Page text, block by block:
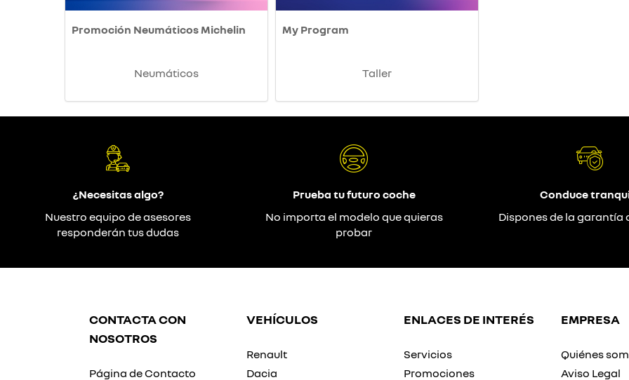
Promoción Neumáticos Michelin
Neumáticos
My Program
Taller
¿Necesitas algo?
Nuestro equipo de asesores
responderán tus dudas
Prueba tu futuro coche
No importa el modelo que quieras
probar
Conduce
Dispones de la garantía
CONTACTA CON
NOSOTROS
Página de Contacto
VEHÍCULOS
Renault
Dacia
ENLACES DE INTERÉS
Servicios
Promociones
EMPRESA
Quiénes
Aviso Legal